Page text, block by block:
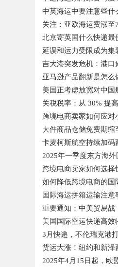
中英海运中要注意些什
关注：亚欧海运费涨至
北京寄英国什么快递最
延误和运力受限成为集
吉大港突发危机：港口
亚马逊产品翻新是怎么
美国正考虑放宽对中国
关税税率：从 30% 提
跨境电商卖家如何应
大件商品仓储免费期缩
卡麦柯斯航空持续加码
2025年一季度东方海外
跨境电商卖家如何选择
如何降低跨境电商的国
国际海运拼箱运输注意
重要通知：中美贸易战
美国国际空运快递高效
3月快递，不伦瑞克港
货运大涨！纽约和新泽
2025年4月15日起，欧